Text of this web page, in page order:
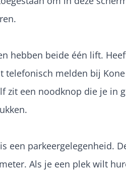
hebben beide één lift.
telefonisch melden bij
zit een noodknop die je in
een parkeergelegenheid.
Als je een plek wilt